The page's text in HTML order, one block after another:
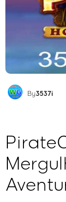
By3537i